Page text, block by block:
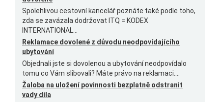
Spolehlivou cestovní kancelář poznáte také podle toho,
zda se zavázala dodržovat ITQ = KODEX
INTERNATIONAL...
Reklamace dovolené z důvodu neodpovídajícího
ubytování
Objednali jste si dovolenou a ubytování neodpovídalo
tomu co Vám slibovali? Máte právo na reklamaci....
Žaloba na uložení povinnosti bezplatně odstranit
vady díla